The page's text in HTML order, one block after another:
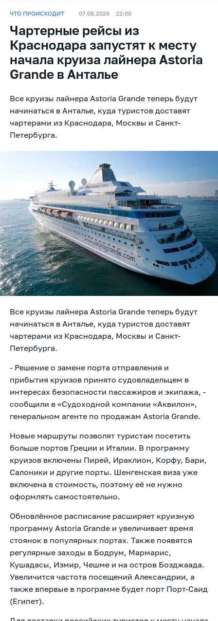
ЧТО ПРОИСХОДИТ 07.08.2026 22:00
Чартерные рейсы из
Краснодара запустят к месту
начала круиза лайнера Astoria
Grande в Анталье
Все круизы лайнера Astoria Grande теперь будут
начинаться в Анталье, куда туристов доставят
чартерами из Краснодара, Москвы и Санкт-
Петербурга.
Все круизы лайнера Astoria Grande теперь будут
начинаться в Анталье, куда туристов доставят
чартерами из Краснодара, Москвы и Санкт-
Петербурга.
- Решение о замене порта отправления и
прибытия круизов принято судовладельцем в
интересах безопасности пассажиров и экипажа, -
сообщили в «Судоходной компании «Аквилон»,
генеральном агенте по продажам Astoria Grande.
Новые маршруты позволят туристам посетить
больше портов Греции и Италии. В программу
круизов включены Пирей, Ираклион, Корфу, Бари,
Салоники и другие порты. Шенгенская виза уже
включена в стоимость, поэтому её не нужно
оформлять самостоятельно.
Обновлённое расписание расширяет круизную
программу Astoria Grande и увеличивает время
стоянок в популярных портах. Также появятся
регулярные заходы в Бодрум, Мармарис,
Кушадасы, Измир, Чешме и на остров Бозджаада.
Увеличится частота посещений Александрии, а
также впервые в программе будет порт Порт-Саид
(Египет).